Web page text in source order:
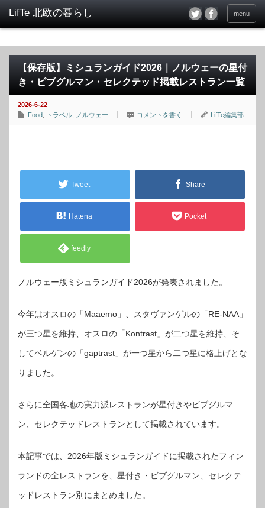
menu
【保存版】ミシュランガイド2026｜ノルウェーの星付
き・ビブグルマン・セレクテッド掲載レストラン一覧
2026-6-22
Food
トラベル ノルウェー コメントを書く LifTe編集部
Tweet Share
Hatena Pocket
feedly
ノルウェー版ミシュランガイド2026が発表されました。
今年はオスロの「Maaemo」、スタヴァンゲルの「RE-NAA」
が三つ星を維持、オスロの「Kontrast」が二つ星を維持、そ
してベルゲンの「gaptrast」が一つ星から二つ星に格上げとな
りました。
さらに全国各地の実力派レストランが星付きやビブグルマ
ン、セレクテッドレストランとして掲載されています。
本記事では、2026年版ミシュランガイドに掲載されたフィン
ランドの全レストランを、星付き・ビブグルマン、セレクテ
ッドレストラン別にまとめました。